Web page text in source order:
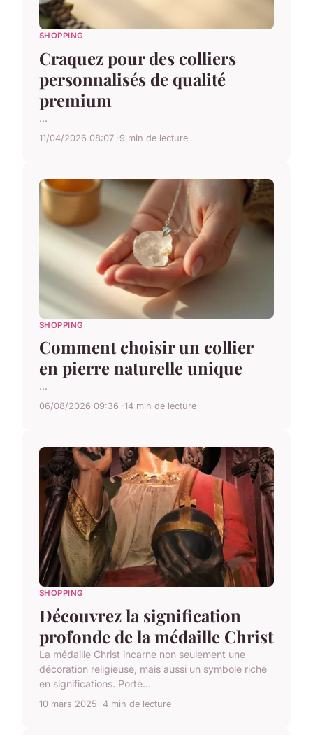
SHOPPING
Craquez pour des colliers
personnalisés de qualité
premium
...
11/04/2026 08:07 9 min de lecture
SHOPPING
Comment choisir un collier
en pierre naturelle unique
...
06/08/2026 09:36 14 min de lecture
SHOPPING
Découvrez la signification
profonde de la médaille Christ
La médaille Christ incarne non seulement une
décoration religieuse, mais aussi un symbole riche
en significations. Porté...
10 mars 2025 4 min de lecture